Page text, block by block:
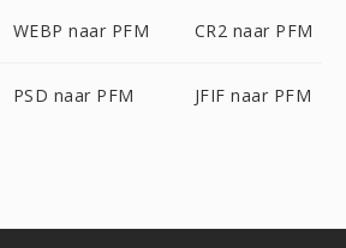
WEBP naar PFM CR2 naar PFM
PSD naar PFM JFIF naar PFM